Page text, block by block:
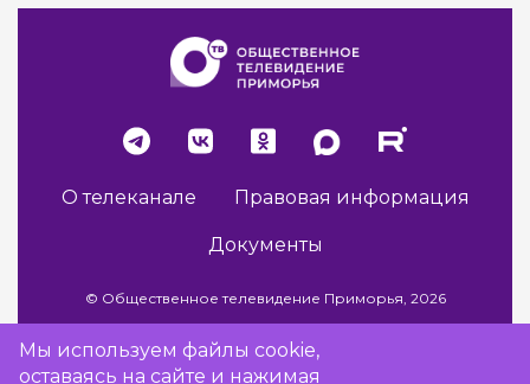
О телеканале Правовая информация
Документы
© Общественное телевидение Приморья, 2026
Разработка сайта -Vladweb
Мы используем файлы cookie,
оставаясь на сайте и нажимая